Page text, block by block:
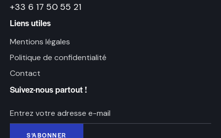
+33 6 17 50 55 21
Liens utiles
Mentions légales
Politique de confidentialité
Contact
Suivez-nous partout !
S'ABONNER